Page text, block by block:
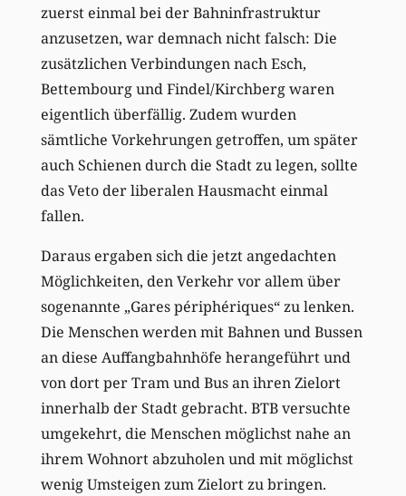
zuerst einmal bei der Bahninfrastruktur
anzusetzen, war demnach nicht falsch: Die
zusätzlichen Verbindungen nach Esch,
Bettembourg und Findel/Kirchberg waren
eigentlich überfällig. Zudem wurden
sämtliche Vorkehrungen getroffen, um später
auch Schienen durch die Stadt zu legen, sollte
das Veto der liberalen Hausmacht einmal
fallen.
Daraus ergaben sich die jetzt angedachten
Möglichkeiten, den Verkehr vor allem über
sogenannte „Gares périphériques“ zu lenken.
Die Menschen werden mit Bahnen und Bussen
an diese Auffangbahnhöfe herangeführt und
von dort per Tram und Bus an ihren Zielort
innerhalb der Stadt gebracht. BTB versuchte
umgekehrt, die Menschen möglichst nahe an
ihrem Wohnort abzuholen und mit möglichst
wenig Umsteigen zum Zielort zu bringen.